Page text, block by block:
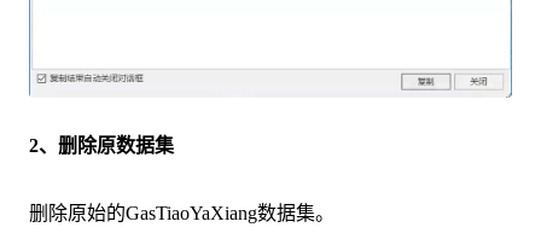
2、删除原数据集
删除原始的GasTiaoYaXiang数据集。